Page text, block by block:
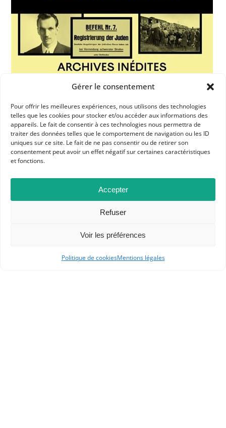
Gérer le consentement
Pour offrir les meilleures expériences, nous utilisons des technologies
telles que les cookies pour stocker et/ou accéder aux informations des
appareils. Le fait de consentir à ces technologies nous permettra de
traiter des données telles que le comportement de navigation ou les ID
uniques sur ce site. Le fait de ne pas consentir ou de retirer son
consentement peut avoir un effet négatif sur certaines caractéristiques
et fonctions.
Accepter
Refuser
Voir les préférences
Politique de cookiesMentions légales
Site de l’éditeur
© Damien GILLOT pour
Notes
Professeur et formateur, académie de Dijon.